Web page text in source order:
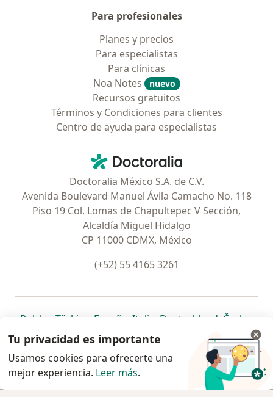
Para profesionales
Planes y precios
Para especialistas
Para clínicas
Noa Notes
nuevo
Recursos gratuitos
Términos y Condiciones para clientes
Centro de ayuda para especialistas
Doctoralia - Página de inicio
Doctoralia México S.A. de C.V.
Avenida Boulevard Manuel Ávila Camacho No. 118
Piso 19 Col. Lomas de Chapultepec V Sección,
Alcaldía Miguel Hidalgo
CP 11000 CDMX, México
(+52) 55 4165 3261
Polska se abre en una nueva pestaña
Türkiye se abre en una nueva pestaña
España se abre en una nueva pestaña
Italia se abre en una nueva
Deutschlandse abre en
Česko
Portugal
se abre en una nueva pestaña
México se abre en una nueva pestaña
Chile se abre en una nueva pestaña
Brasil se abre en una nueva
se abre en
se
se abre en una nueva
www.doctoralia.com.mx © 2026 - Encuentra tu
Tu privacidad es importante
Usamos cookies para ofrecerte una
mejor experiencia. Leer más.